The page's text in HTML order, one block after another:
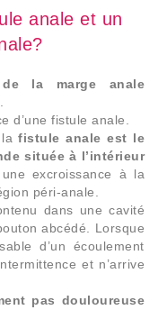
anale et un
de la marge anale
.
d’une fistule anale.
lafistule anale est le
située à l’intérieur
excroissance à la
péri-anale.
dans une cavité
abcédé. Lorsque
d’un écoulement
et n’arrive
pas douloureuse